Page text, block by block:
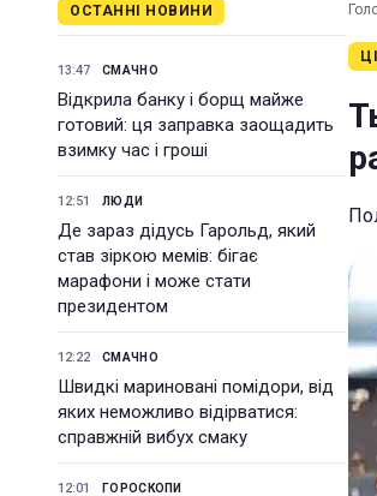
ОСТАННІ НОВИНИ
13:47 СМАЧНО
Відкрила банку і борщ майже
готовий: ця заправка заощадить
взимку час і гроші
12:51 ЛЮДИ
Де зараз дідусь Гарольд, який
став зіркою мемів: бігає
марафони і може стати
президентом
12:22 СМАЧНО
Швидкі мариновані помідори, від
яких неможливо відірватися:
справжній вибух смаку
12:01 ГОРОСКОПИ